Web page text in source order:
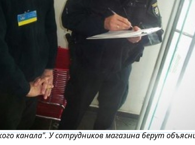
канала". У сотрудников магазина берут